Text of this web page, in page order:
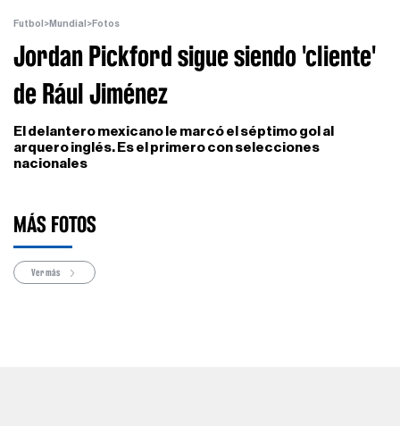
Futbol >Mundial >Fotos
Jordan Pickford sigue siendo 'cliente'
de Rául Jiménez
El delantero mexicano le marcó el séptimo gol al
arquero inglés. Es el primero con selecciones
nacionales
MÁS FOTOS
Ver más